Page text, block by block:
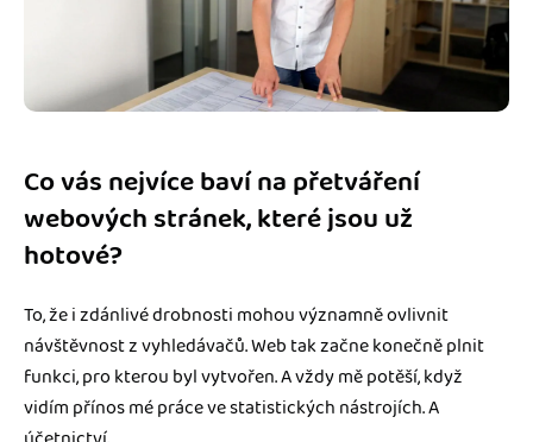
Co vás nejvíce baví na přetváření
webových stránek, které jsou už
hotové?
To, že i zdánlivé drobnosti mohou významně ovlivnit
návštěvnost z vyhledávačů. Web tak začne konečně plnit
funkci, pro kterou byl vytvořen. A vždy mě potěší, když
vidím přínos mé práce ve statistických nástrojích. A